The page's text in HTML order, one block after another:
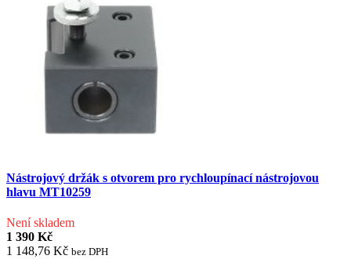
Nástrojový držák s otvorem pro rychloupínací nástrojovou
hlavu MT10259
Není skladem
1 390 Kč
1 148,76 Kč bez DPH